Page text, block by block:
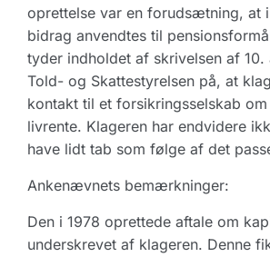
oprettelse var en forudsætning, at
bidrag anvendtes til
tyder indholdet af skrivelsen af 10.
Told- og Skattestyrelsen på, at
kontakt til et forsikringsselskab
livrente. Klageren har endvidere
have lidt tab som følge af det
Ankenævnets bemærkninger:
Den i 1978 oprettede aftale om
underskrevet af klageren. Denne